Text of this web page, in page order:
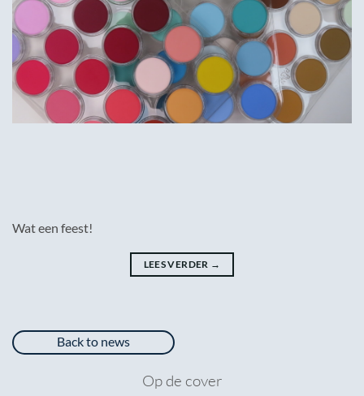
Wat een feest!
LEES VERDER →
Back to news
Op de cover